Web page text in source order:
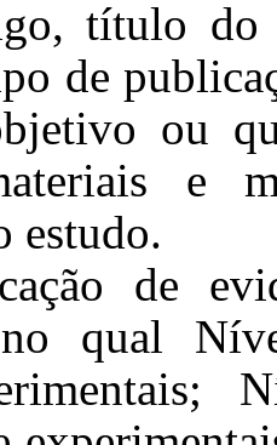
título do
de
ou
e
estudo.
de
qual